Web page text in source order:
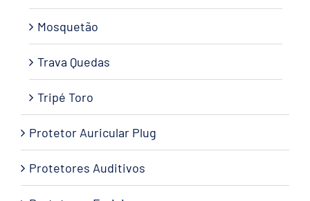
Mosquetão
Trava Quedas
Tripé Toro
Protetor Auricular Plug
Protetores Auditivos